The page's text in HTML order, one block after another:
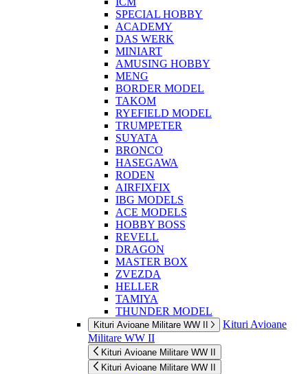
SPECIAL HOBBY
ACADEMY
DAS WERK
MINIART
AMUSING HOBBY
MENG
BORDER MODEL
TAKOM
RYEFIELD MODEL
TRUMPETER
SUYATA
BRONCO
HASEGAWA
RODEN
AIRFIXFIX
IBG MODELS
ACE MODELS
HOBBY BOSS
REVELL
DRAGON
MASTER BOX
ZVEZDA
HELLER
TAMIYA
THUNDER MODEL
Kituri Avioane Militare WW II
Kituri Avioane
Militare WW II
Kituri Avioane Militare WW II
Kituri Avioane Militare WW II